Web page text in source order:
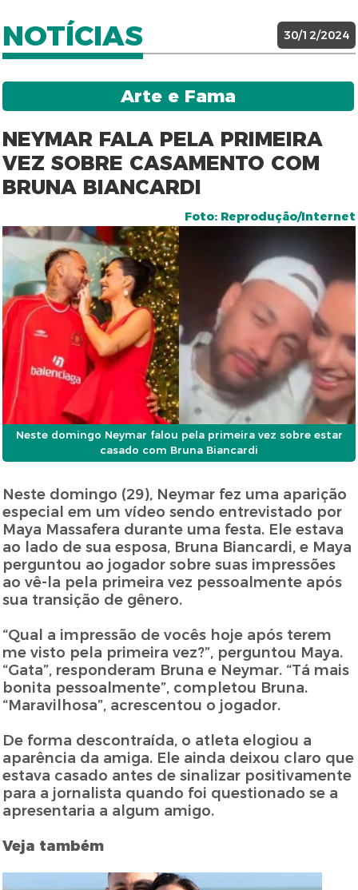
NOTÍCIAS 30/12/2024
Arte e Fama
NEYMAR FALA PELA PRIMEIRA
VEZ SOBRE CASAMENTO COM
BRUNA BIANCARDI
Foto: Reprodução/Internet
Neste domingo Neymar falou pela primeira vez sobre estar
casado com Bruna Biancardi
Neste domingo (29), Neymar fez uma aparição
especial em um vídeo sendo entrevistado por
Maya Massafera durante uma festa. Ele estava
ao lado de sua esposa, Bruna Biancardi, e Maya
perguntou ao jogador sobre suas impressões
ao vê-la pela primeira vez pessoalmente após
sua transição de gênero.
“Qual a impressão de vocês hoje após terem
me visto pela primeira vez?”, perguntou Maya.
“Gata”, responderam Bruna e Neymar. “Tá mais
bonita pessoalmente”, completou Bruna.
“Maravilhosa”, acrescentou o jogador.
De forma descontraída, o atleta elogiou a
aparência da amiga. Ele ainda deixou claro que
estava casado antes de sinalizar positivamente
para a jornalista quando foi questionado se a
apresentaria a algum amigo.
Veja também